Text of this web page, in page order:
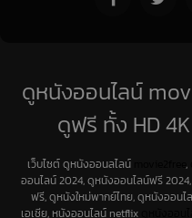
ดูหนังออนไลน์
ดูฟรี ทั้ง HD
เว็บไซต์ ดูหนังออนลไลน์ ,
ออนไลน์ 2024, ดูหนังออนไลน์ฟรี
ฟรี, ดูหนังใหม่พากย์ไทย, ดูหนังออนไ
เอเชีย, หนังออนไลน์ netflix